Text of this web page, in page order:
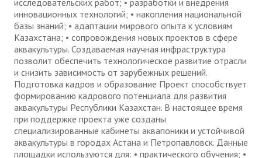
исследовательских работ; • разработки и внедрения
инновационных технологий; • накопления национальной
базы знаний; • адаптации мирового опыта к условиям
Казахстана; • сопровождения новых проектов в сфере
аквакультуры. Создаваемая научная инфраструктура
позволит обеспечить технологическое развитие отрасли
и снизить зависимость от зарубежных решений.
Подготовка кадров и образование Проект способствует
формированию кадрового потенциала для развития
аквакультуры Республики Казахстан. В настоящее время
при поддержке проекта уже созданы
специализированные кабинеты аквапоники и устойчивой
аквакультуры в городах Астана и Петропавловск. Данные
площадки используются для: • практического обучения; •